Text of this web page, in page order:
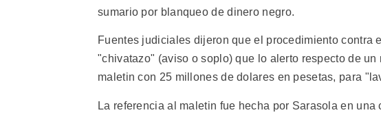
sumario por blanqueo de dinero negro.
Fuentes judiciales dijeron que el procedimiento contra
"chivatazo" (aviso o soplo) que lo alerto respecto de
maletin con 25 millones de dolares en pesetas, para
La referencia al maletin fue hecha por Sarasola en